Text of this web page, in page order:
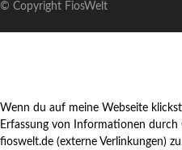
© Copyright FiosWelt
Wenn du auf meine Webseite
Erfassung von Informationen
fioswelt.de (externe Verlinkungen)